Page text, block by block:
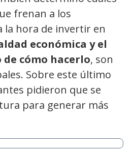
frenan a los
la hora de invertir en
económica y el
cómo hacerlo, son
Sobre este último
pidieron que se
para generar más